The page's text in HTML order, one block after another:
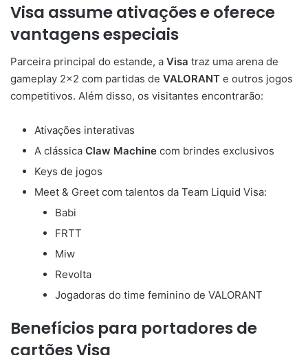
Visa assume ativações e oferece
vantagens especiais
Parceira principal do estande, a Visa traz uma arena de
gameplay 2×2 com partidas de VALORANT e outros jogos
competitivos. Além disso, os visitantes encontrarão:
Ativações interativas
A clássica Claw Machine com brindes exclusivos
Keys de jogos
Meet & Greet com talentos da Team Liquid Visa:
Babi
FRTT
Miw
Revolta
Jogadoras do time feminino de VALORANT
Benefícios para portadores de
cartões Visa